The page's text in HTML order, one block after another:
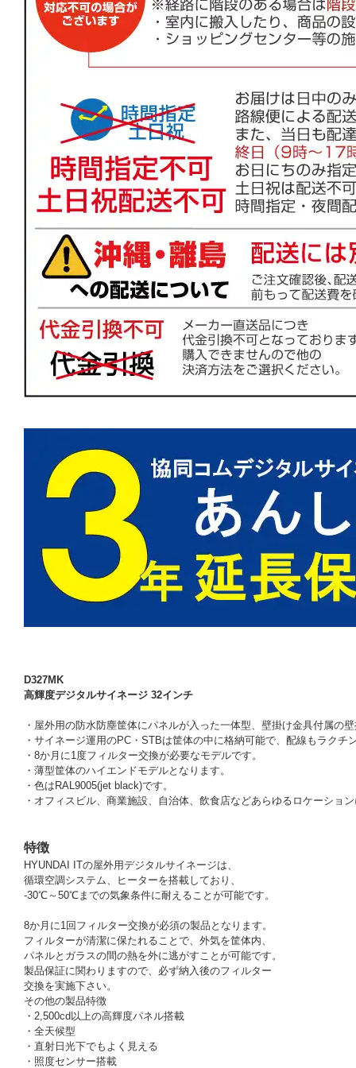
D327MK
高輝度デジタルサイネージ 32インチ
・屋外用の防水防塵筐体にパネルが入った一体型、壁掛け金具付属の
・サイネージ運用のPC・STBは筐体の中に格納可能で、配線もラクチ
・8か月に1度フィルター交換が必要なモデルです。
・薄型筐体のハイエンドモデルとなります。
・色はRAL9005(jet black)です。
・オフィスビル、商業施設、自治体、飲食店などあらゆるロケーショ
特徴
HYUNDAI ITの屋外用デジタルサイネージは、
循環空調システム、ヒーターを搭載しており、
-30℃～50℃までの気象条件に耐えることが可能です。
8か月に1回フィルター交換が必須の製品となります。
フィルターが清潔に保たれることで、外気を筐体内、
パネルとガラスの間の熱を外に逃がすことが可能です。
製品保証に関わりますので、必ず納入後のフィルター
交換を実施下さい。
その他の製品特徴
・2,500cd以上の高輝度パネル搭載
・全天候型
・直射日光下でもよく見える
・照度センサー搭載